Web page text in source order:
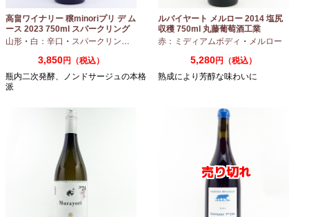
高畠ワイナリー 穣minoriプリ デ ム
ース 2023 750ml スパークリング
ワイン
山形 ・ 白：辛口 ・ スパークリングワイン ・シャルドネ
3,850円（税込）
瓶内二次発酵、ノンドサージュの本格
派
ルバイヤート メルロー 2014 塩尻
収穫 750ml 丸藤葡萄酒工業
赤：ミディアムボディ ・ メルロー
5,280円（税込）
熟成により芳醇な味わいに